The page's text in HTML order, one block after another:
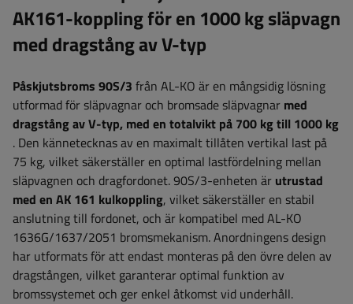
AK161-koppling för en 1000 kg släpvagn
med dragstång av V-typ
Påskjutsbroms 90S/3 från AL-KO är en mångsidig lösning
utformad för släpvagnar och bromsade släpvagnar med
dragstång av V-typ, med en totalvikt på 700 kg till 1000 kg
. Den kännetecknas av en maximalt tillåten vertikal last på
75 kg, vilket säkerställer en optimal lastfördelning mellan
släpvagnen och dragfordonet. 90S/3-enheten är utrustad
med en AK 161 kulkoppling, vilket säkerställer en stabil
anslutning till fordonet, och är kompatibel med AL-KO
1636G/1637/2051 bromsmekanism. Anordningens design
har utformats för att endast monteras på den övre delen av
dragstången, vilket garanterar optimal funktion av
bromssystemet och ger enkel åtkomst vid underhåll.